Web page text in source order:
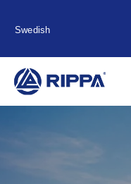
Swedish